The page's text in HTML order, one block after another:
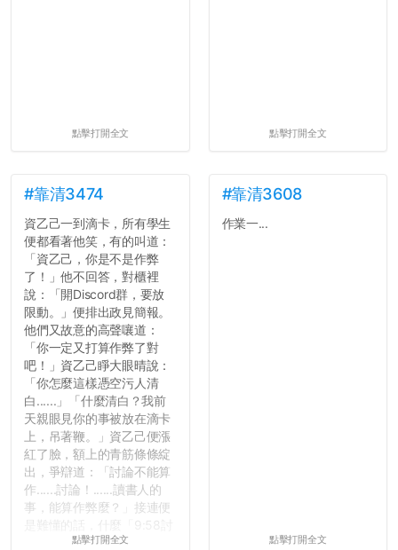
點擊打開全文 點擊打開全文
#靠清3474
資乙己一到滴卡，所有學生
便都看著他笑，有的叫道：
「資乙己，你是不是作弊
了！」他不回答，對櫃裡
說：「開Discord群，要放
限動。」便排出政見簡報。
他們又故意的高聲嚷道：
「你一定又打算作弊了對
吧！」資乙己睜大眼晴說：
「你怎麼這樣憑空污人清
白......」「什麼清白？我前
天親眼見你的事被放在滴卡
上，吊著鞭。」資乙己便漲
紅了臉，額上的青筋條條綻
出，爭辯道：「討論不能算
作......討論！......讀書人的
事，能算作弊麼？」接連便
論考題難度」，什麼「名譽
點擊打開全文
#靠清3608
作業一...
點擊打開全文